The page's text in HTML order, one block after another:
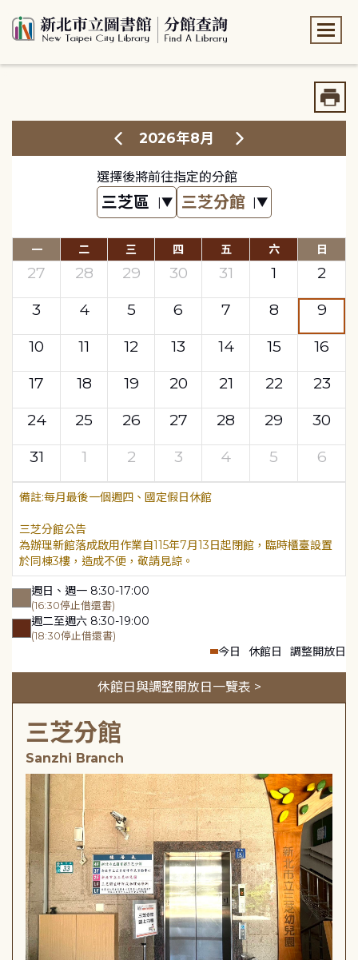
2026年8月
選擇後將前往指定的分館
一 二 三 四 五 六 日
27 28 29 30 31 1
2
3
4 5 6 7 8
9
10
11 12 13 14 15
16
17
18 19 20 21 22
23
24
25 26 27 28 29
30
31
1 2 3 4 5 6
每月最後一個週四、國定假日休館
三芝分館公告
為辦理新館落成啟用作業自115年7月13日起閉館，臨時櫃臺設置
於同棟3樓，造成不便，敬請見諒。
週日、週一 8:30-17:00
(16:30停止借還書)
週二至週六 8:30-19:00
(18:30停止借還書)
今日 休館日 調整開放日
休館日與調整開放日一覽表 >
三芝分館
Sanzhi Branch